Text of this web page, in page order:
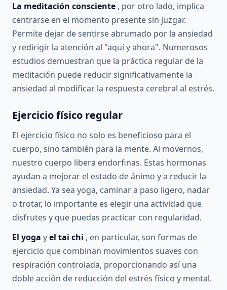
La meditación consciente , por otro lado, implica
centrarse en el momento presente sin juzgar.
Permite dejar de sentirse abrumado por la ansiedad
y redirigir la atención al "aquí y ahora". Numerosos
estudios demuestran que la práctica regular de la
meditación puede reducir significativamente la
ansiedad al modificar la respuesta cerebral al estrés.
Ejercicio físico regular
El ejercicio físico no solo es beneficioso para el
cuerpo, sino también para la mente. Al movernos,
nuestro cuerpo libera endorfinas. Estas hormonas
ayudan a mejorar el estado de ánimo y a reducir la
ansiedad. Ya sea yoga, caminar a paso ligero, nadar
o trotar, lo importante es elegir una actividad que
disfrutes y que puedas practicar con regularidad.
El yoga yel tai chi , en particular, son formas de
ejercicio que combinan movimientos suaves con
respiración controlada, proporcionando así una
doble acción de reducción del estrés físico y mental.